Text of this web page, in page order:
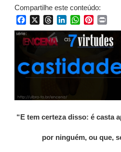
Compartilhe este conteúdo:
FacebookThreadsLinkedInWhatsApp
Pinterest
“E tem certeza disso: é casta
por ninguém, ou que,